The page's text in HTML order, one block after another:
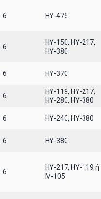
6 HY-475
6
HY-150, HY-217,
HY-380
6 HY-370
6
HY-119, HY-217,
HY-280, HY-380
6 HY-240, HY-380
6 ΗΥ-380
6
HY-217, HY-119 ή
Μ-105